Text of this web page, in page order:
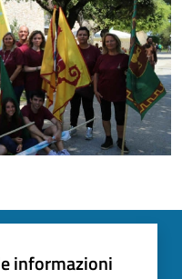
informazioni